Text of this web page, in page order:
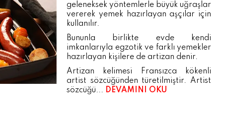
geleneksek yöntemlerle büyük uğraşlar
vererek yemek hazırlayan aşçılar için
kullanılır.
Bununla birlikte evde kendi
imkanlarıyla egzotik ve farklı yemekler
hazırlayan kişilere de artizan denir.
Artizan kelimesi Fransızca kökenli
artist sözcüğünden türetilmiştir. Artist
sözcüğü... DEVAMINI OKU